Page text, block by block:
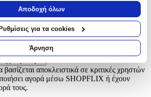
πληροφορίες σχετικά με τη γεωγραφική
οι οποίες μπορεί να είναι ακριβείς σε
μέτρων
τη συσκευή σας σαρώνοντας ενεργά
χαρακτηριστικά (δακτυλικό αποτύπωμα)
σχετικά με τον τρόπο επεξεργασίας των
και καθορίστε τις προτιμήσεις σας
. Μπορείτε να αλλάξετε ή να
σας ανά πάσα στιγμή από τη
Αποδοχή όλων
για τα cookies
Άρνηση
άλλες αξιολογήσεις. Όταν
εδώ.
αποκλειστικά σε κριτικές χρηστών
αγορά μέσω SHOPFLIX ή έχουν
τους.